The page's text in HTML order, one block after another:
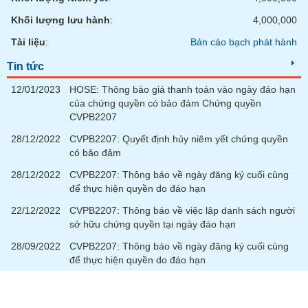
Khối lượng lưu hành:
4,000,000
Tài liệu: Bản cáo bạch phát hành
Tin tức
12/01/2023
HOSE: Thông báo giá thanh toán vào ngày đáo hạn
của chứng quyền có bảo đảm Chứng quyền
CVPB2207
28/12/2022
CVPB2207: Quyết định hủy niêm yết chứng quyền
có bảo đảm
28/12/2022
CVPB2207: Thông báo về ngày đăng ký cuối cùng
để thực hiện quyền do đáo hạn
22/12/2022
CVPB2207: Thông báo về việc lập danh sách người
sở hữu chứng quyền tại ngày đáo hạn
28/09/2022
CVPB2207: Thông báo về ngày đăng ký cuối cùng
để thực hiện quyền do đáo hạn
SÓC
SỨC
THÔNG